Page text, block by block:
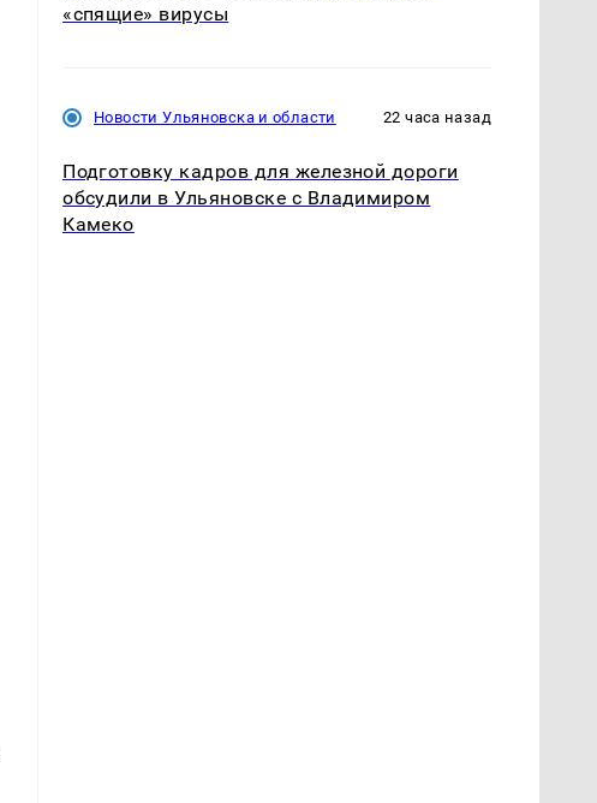
«спящие» вирусы
Новости Ульяновска и области 22 часа назад
Подготовку кадров для железной дороги
обсудили в Ульяновске с Владимиром
Камеко